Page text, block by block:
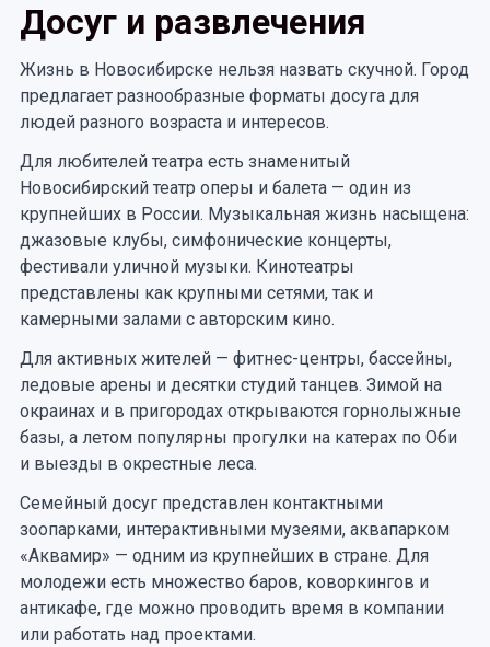
Досуг и развлечения
Жизнь в Новосибирске нельзя назвать скучной. Город
предлагает разнообразные форматы досуга для
людей разного возраста и интересов.
Для любителей театра есть знаменитый
Новосибирский театр оперы и балета — один из
крупнейших в России. Музыкальная жизнь насыщена:
джазовые клубы, симфонические концерты,
фестивали уличной музыки. Кинотеатры
представлены как крупными сетями, так и
камерными залами с авторским кино.
Для активных жителей — фитнес-центры, бассейны,
ледовые арены и десятки студий танцев. Зимой на
окраинах и в пригородах открываются горнолыжные
базы, а летом популярны прогулки на катерах по Оби
и выезды в окрестные леса.
Семейный досуг представлен контактными
зоопарками, интерактивными музеями, аквапарком
«Аквамир» — одним из крупнейших в стране. Для
молодежи есть множество баров, коворкингов и
антикафе, где можно проводить время в компании
или работать над проектами.